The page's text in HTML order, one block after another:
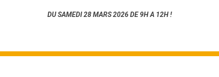
DU SAMEDI 28 MARS 2026 DE 9H A 12H !